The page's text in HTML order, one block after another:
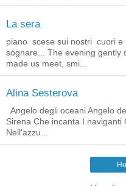
La sera
piano scese sui nostri cuori
sognare... The evening gently
made us meet, smi...
Alina Sesterova
Angelo degli oceani Angelo
Sirena Che incanta I
Nell'azzu...